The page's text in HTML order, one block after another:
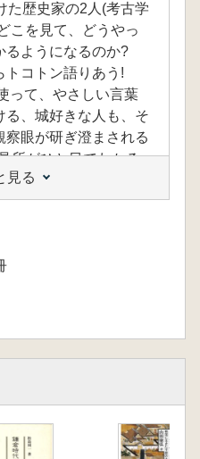
た歴史家の2人(考古学
こを見て、どうやっ
るようになるのか?
トコトン語りあう!
って、やさしい言葉
る、城好きな人も、そ
察眼が研ぎ澄まされる
所がひと目でわかる
ードで全公開!
城は山頂から降りな
縄張り図の効用
の東西差 由井城の考
山城
見る